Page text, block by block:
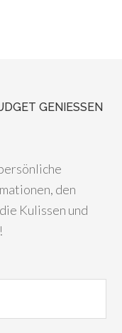
GENIESSEN K
den
Kulissen und